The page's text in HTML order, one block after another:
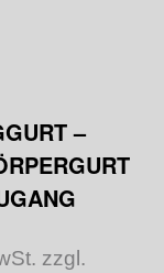
–
zzgl.